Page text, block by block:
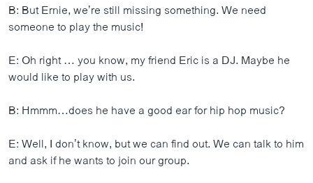
B: But Ernie, we’re still missing something. We need
someone to play the music!
E: Oh right … you know, my friend Eric is a DJ. Maybe he
would like to play with us.
B: Hmmm…does he have a good ear for hip hop music?
E: Well, I don’t know, but we can find out. We can talk to him
and ask if he wants to join our group.